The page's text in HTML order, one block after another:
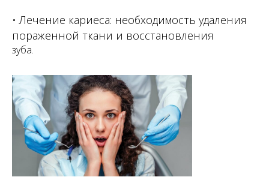
• Лечение кариеса: необходимость удаления
пораженной ткани и восстановления
зуба.